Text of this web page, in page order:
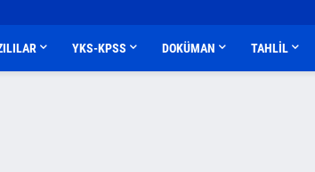
YKS-KPSS DOKÜMAN TAHLİL